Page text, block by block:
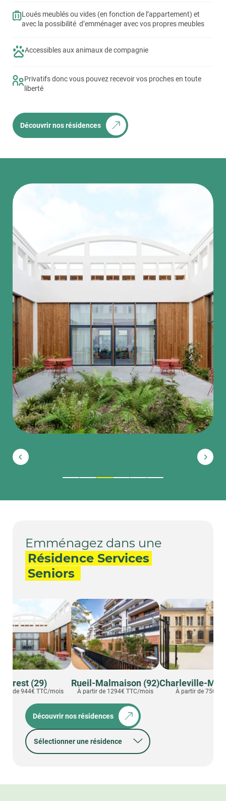
Loués meublés ou vides (en fonction de l’appartement) et
avec la possibilité d’emménager avec vos propres meubles
Accessibles aux animaux de compagnie
Privatifs donc vous pouvez recevoir vos proches en toute
liberté
Découvrir nos résidences
1 2 3 4 5 6
Emménagez dans une
Résidence Services
Seniors
mois
Rueil-Malmaison (92)
À partir de 1294€ TTC/mois
Charleville-Mézières (08)
À partir de 750€ TTC/mois
Découvrir nos résidences
Sélectionner une résidence